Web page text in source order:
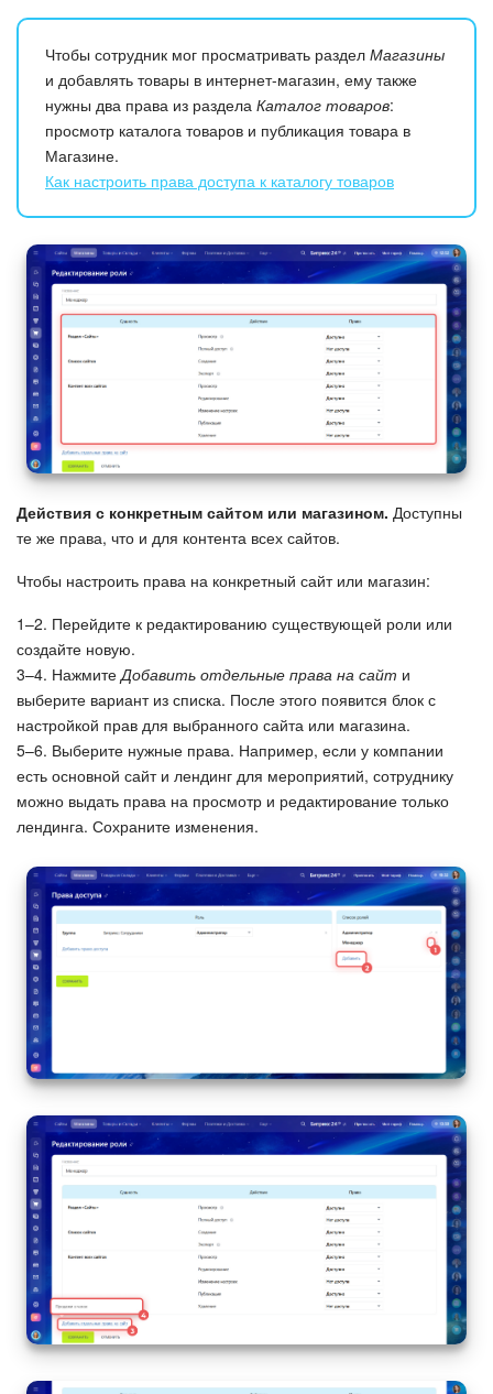
Чтобы сотрудник мог просматривать раздел Магазины
и добавлять товары в интернет-магазин, ему также
нужны два права из раздела Каталог товаров:
просмотр каталога товаров и публикация товара в
Магазине.
Как настроить права доступа к каталогу товаров
Действия с конкретным сайтом или магазином. Доступны
те же права, что и для контента всех сайтов.
Чтобы настроить права на конкретный сайт или магазин:
1–2. Перейдите к редактированию существующей роли или
создайте новую.
3–4. НажмитеДобавить отдельные права на сайт и
выберите вариант из списка. После этого появится блок с
настройкой прав для выбранного сайта или магазина.
5–6. Выберите нужные права. Например, если у компании
есть основной сайт и лендинг для мероприятий, сотруднику
можно выдать права на просмотр и редактирование только
лендинга. Сохраните изменения.